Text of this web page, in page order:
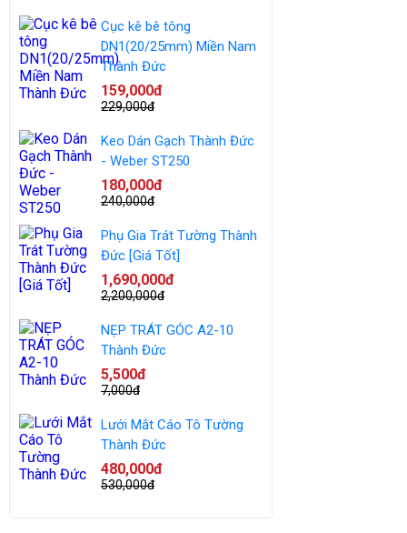
Cục kê bê tông
DN1(20/25mm) Miền Nam
Thành Đức
159,000đ
229,000đ
Keo Dán Gạch Thành Đức
- Weber ST250
180,000đ
240,000đ
Phụ Gia Trát Tường Thành
Đức [Giá Tốt]
1,690,000đ
2,200,000đ
NẸP TRÁT GÓC A2-10
Thành Đức
5,500đ
7,000đ
Lưới Mắt Cáo Tô Tường
Thành Đức
480,000đ
530,000đ